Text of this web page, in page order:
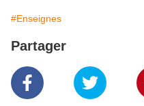
#Enseignes
Partager